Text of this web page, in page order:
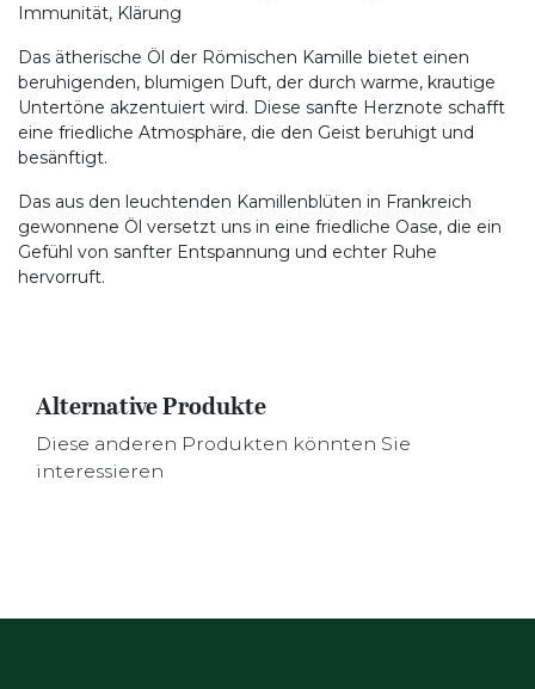
Immunität, Klärung
Das ätherische Öl der Römischen Kamille bietet einen
beruhigenden, blumigen Duft, der durch warme, krautige
Untertöne akzentuiert wird. Diese sanfte Herznote schafft
eine friedliche Atmosphäre, die den Geist beruhigt und
besänftigt.
Das aus den leuchtenden Kamillenblüten in Frankreich
gewonnene Öl versetzt uns in eine friedliche Oase, die ein
Gefühl von sanfter Entspannung und echter Ruhe
hervorruft.
Alternative Produkte
Diese anderen Produkten könnten Sie
interessieren